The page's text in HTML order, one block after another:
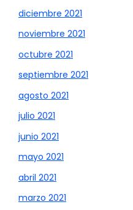
diciembre 2021
noviembre 2021
octubre 2021
septiembre 2021
agosto 2021
julio 2021
junio 2021
mayo 2021
abril 2021
marzo 2021